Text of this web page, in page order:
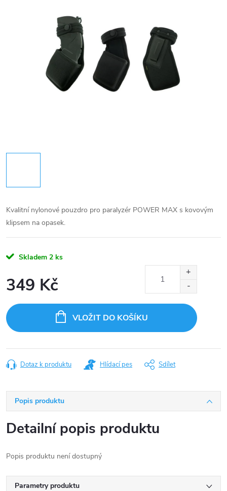
Kvalitní nylonové pouzdro pro paralyzér POWER MAX s kovovým
klipsem na opasek.
Skladem 2 ks
349 Kč
cena:
VLOŽIT DO KOŠÍKU
Dotaz k produktu Hlídací pes Sdílet
Popis produktu
Detailní popis produktu
Popis produktu není dostupný
Parametry produktu